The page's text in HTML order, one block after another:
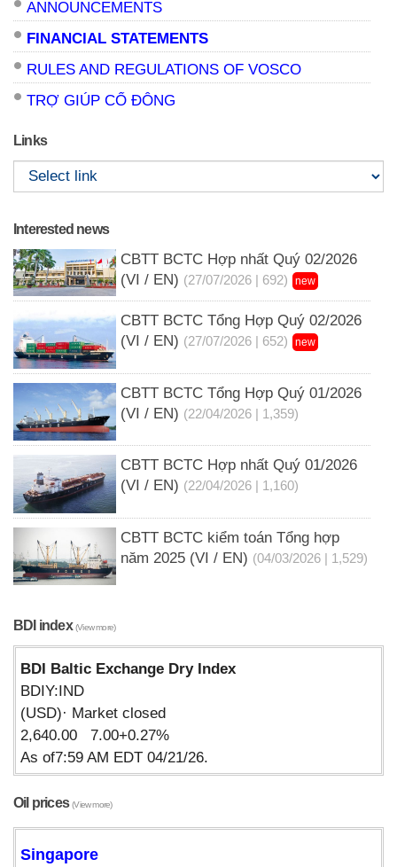
ANNOUNCEMENTS
FINANCIAL STATEMENTS
RULES AND REGULATIONS OF VOSCO
TRỢ GIÚP CỔ ĐÔNG
Links
Interested news
CBTT BCTC Hợp nhất Quý 02/2026
(VI / EN) (27/07/2026 | 692) new
CBTT BCTC Tổng Hợp Quý 02/2026
(VI / EN) (27/07/2026 | 652) new
CBTT BCTC Tổng Hợp Quý 01/2026
(VI / EN) (22/04/2026 | 1,359)
CBTT BCTC Hợp nhất Quý 01/2026
(VI / EN) (22/04/2026 | 1,160)
CBTT BCTC kiểm toán Tổng hợp
năm 2025 (VI / EN) (04/03/2026 | 1,529)
BDI index(View more)
BDI Baltic Exchange Dry Index
BDIY:IND
(USD)· Market closed
2,640.00 7.00+0.27%
As of7:59 AM EDT 04/21/26.
Oil prices(View more)
Singapore